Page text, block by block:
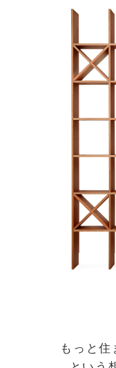
もっと住